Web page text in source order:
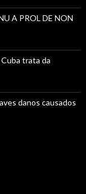
A PROL DE NON
trata da
danos causados